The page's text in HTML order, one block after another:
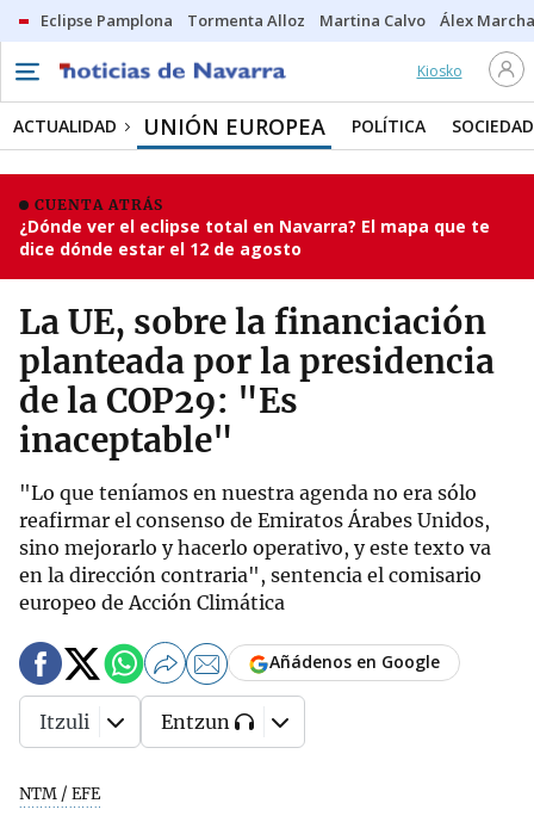
Eclipse Pamplona Tormenta Alloz Martina Calvo Álex
Kiosko
ACTUALIDAD UNIÓN EUROPEA POLÍTICA SOCIEDAD
CUENTA ATRÁS
¿Dónde ver el eclipse total en Navarra? El mapa que te
dice dónde estar el 12 de agosto
La UE, sobre la financiación
planteada por la presidencia
de la COP29: "Es
inaceptable"
"Lo que teníamos en nuestra agenda no era sólo
reafirmar el consenso de Emiratos Árabes Unidos,
sino mejorarlo y hacerlo operativo, y este texto va
en la dirección contraria", sentencia el comisario
europeo de Acción Climática
NTM / EFE
Añádenos en Google
Itzuli Entzun